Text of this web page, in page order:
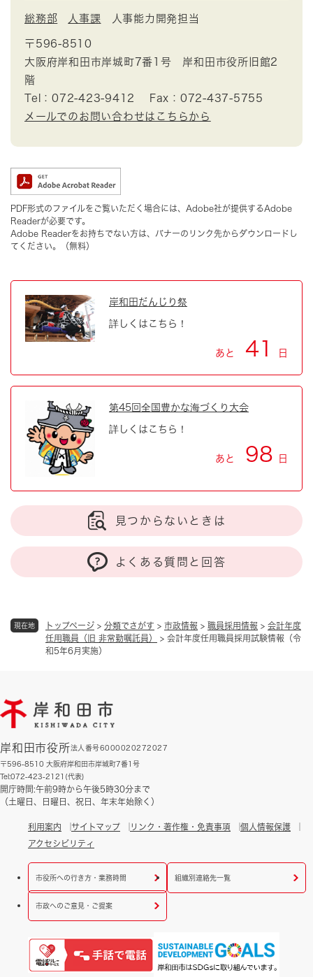
現在地 トップページ > 分類でさがす > 市政情報 > 職員採用情報 > 会計年度
任用職員（旧 非常勤嘱託員）
> 会計年度任用職員採用試験情報（令
和5年6月実施）
総務部 人事課 人事能力開発担当
〒596-8510
大阪府岸和田市岸城町7番1号 岸和田市役所旧館2
階
Tel：072-423-9412
Fax：072-437-5755
メールでのお問い合わせはこちらから
PDF形式のファイルをご覧いただく場合には、Adobe社が提供するAdobe
Readerが必要です。
Adobe Readerをお持ちでない方は、バナーのリンク先からダウンロードし
てください。（無料）
岸和田だんじり祭
詳しくはこちら！
あと 41 日
第45回全国豊かな海づくり大会
詳しくはこちら！
あと 98 日
見つからないときは
よくある質問と回答
岸和田市役所法人番号6000020272027
〒596-8510 大阪府岸和田市岸城町7番1号
Tel:072-423-2121(代表)
開庁時間:午前9時から午後5時30分まで
（土曜日、日曜日、祝日、年末年始除く）
利用案内 サイトマップ リンク・著作権・免責事項
個人情報保護
アクセシビリティ
市役所への行き方・業務時間 組織別連絡先一覧
市政へのご意見・ご提案